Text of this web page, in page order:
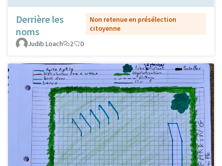
Derrière les
noms
Non retenue en présélection
citoyenne
Judib Loach
2 0